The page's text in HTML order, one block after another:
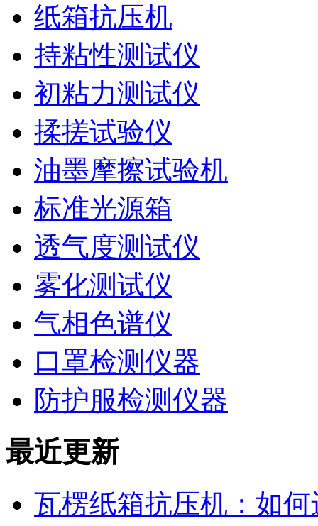
纸箱抗压机
持粘性测试仪
初粘力测试仪
揉搓试验仪
油墨摩擦试验机
标准光源箱
透气度测试仪
雾化测试仪
气相色谱仪
口罩检测仪器
防护服检测仪器
最近更新
瓦楞纸箱抗压机：如